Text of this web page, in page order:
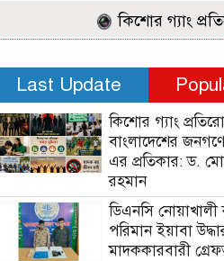
কিশোর গ্যাং
Last Update
কিশোর গ্যাং
বাংলাদেশের
এর প্রতিকার: ড.
রহমান
ডিএনসি
পরিমান ইয়াবা
মাদককারবারী